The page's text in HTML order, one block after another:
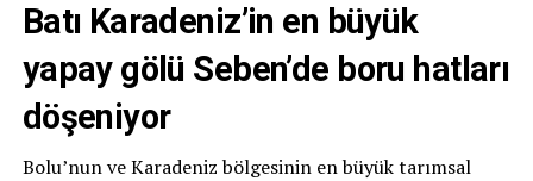
Batı Karadeniz’in en büyük
yapay gölü Seben’de boru hatları
döşeniyor
Bolu’nun ve Karadeniz bölgesinin en büyük tarımsal